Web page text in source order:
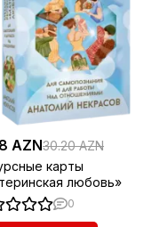
AZN30.20 AZN
карты
любовь»
0